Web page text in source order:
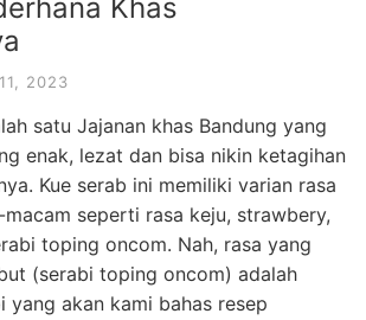
Khas
2023
satu Jajanan khas Bandung yang
enak, lezat dan bisa nikin ketagihan
Kue serab ini memiliki varian rasa
seperti rasa keju, strawbery,
toping oncom. Nah, rasa yang
(serabi toping oncom) adalah
yang akan kami bahas resep